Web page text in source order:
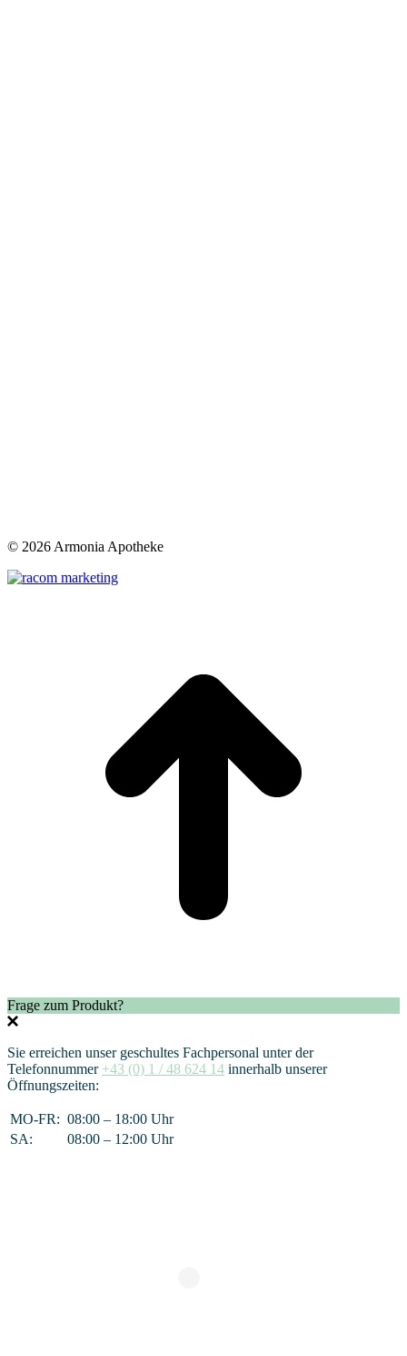
© 2026 Armonia Apotheke
Frage zum Produkt?
Sie erreichen unser geschultes Fachpersonal unter der
Telefonnummer +43 (0) 1 / 48 624 14 innerhalb unserer
Öffnungszeiten:
MO-FR: 08:00 – 18:00 Uhr
SA:
08:00 – 12:00 Uhr